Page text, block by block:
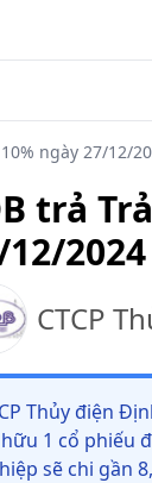
ngày 27/12/
trả
2024
CTCP
Thủy điện
1 cổ phiếu
sẽ chi gần